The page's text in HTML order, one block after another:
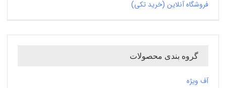
فروشگاه آنلاین (خرید تکی)
گروه بندی محصولات
آف ویژه